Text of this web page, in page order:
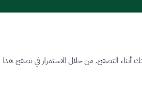
التصفح. من خلال الاستمرار في تصفح هذا